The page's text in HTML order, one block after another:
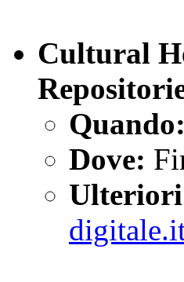
Cultural
Quando:
Dove: